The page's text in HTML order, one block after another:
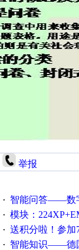
举报
· 智能问答——数字化工厂与
· 模块：
· 送积分啦！参加7月6日
· 智能知识——德国工业崛起